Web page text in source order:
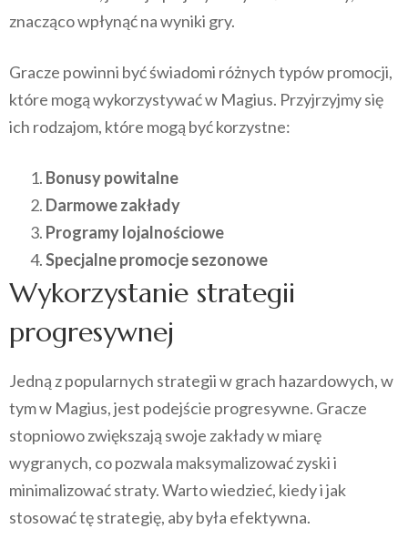
znacząco wpłynąć na wyniki gry.
Gracze powinni być świadomi różnych typów promocji,
które mogą wykorzystywać w Magius. Przyjrzyjmy się
ich rodzajom, które mogą być korzystne:
Bonusy powitalne
Darmowe zakłady
Programy lojalnościowe
Specjalne promocje sezonowe
Wykorzystanie strategii
progresywnej
Jedną z popularnych strategii w grach hazardowych, w
tym w Magius, jest podejście progresywne. Gracze
stopniowo zwiększają swoje zakłady w miarę
wygranych, co pozwala maksymalizować zyski i
minimalizować straty. Warto wiedzieć, kiedy i jak
stosować tę strategię, aby była efektywna.